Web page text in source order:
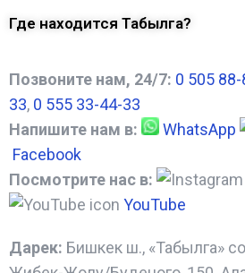
Где находится Табылга?
Позвоните нам, 24/7: 0 505
33, 0 555 33-44-33
Напишите нам в:
WhatsApp
Facebook
Посмотрите нас в:
YouTube
Дарек: Бишкек ш., «Табылга»